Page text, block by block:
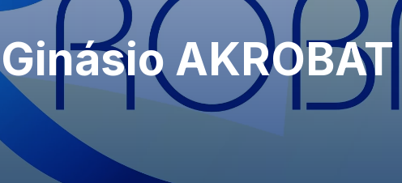
Ginásio AKROBAT